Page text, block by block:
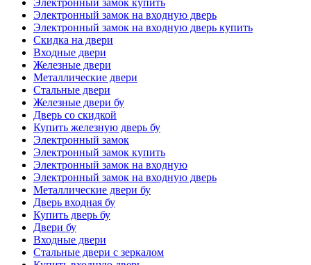
Электронный замок купить
Электронный замок на входную дверь
Электронный замок на входную дверь купить
Скидка на двери
Входные двери
Железные двери
Металлические двери
Стальные двери
Железные двери бу
Дверь со скидкой
Купить железную дверь бу
Электронный замок
Электронный замок купить
Электронный замок на входную
Электронный замок на входную дверь
Металлические двери бу
Дверь входная бу
Купить дверь бу
Двери бу
Входные двери
Стальные двери с зеркалом